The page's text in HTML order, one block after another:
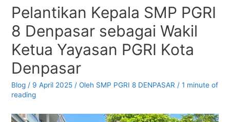
Pelantikan Kepala SMP PGRI
8 Denpasar sebagai Wakil
Ketua Yayasan PGRI Kota
Denpasar
Blog / 9 April 2025 / Oleh SMP PGRI 8 DENPASAR / 1 minute of
reading